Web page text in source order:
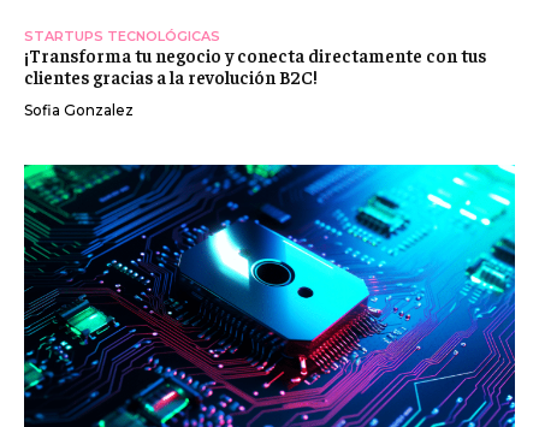
STARTUPS TECNOLÓGICAS
¡Transforma tu negocio y conecta directamente con tus
clientes gracias a la revolución B2C!
Sofia Gonzalez